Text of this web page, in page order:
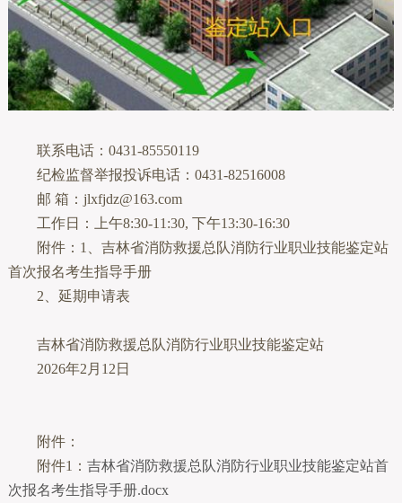
联系电话：0431-85550119
纪检监督举报投诉电话：0431-82516008
邮 箱：jlxfjdz@163.com
工作日：上午8:30-11:30, 下午13:30-16:30
附件：1、吉林省消防救援总队消防行业职业技能鉴定站
首次报名考生指导手册
2、延期申请表
吉林省消防救援总队消防行业职业技能鉴定站
2026年2月12日
附件：
附件1： 吉林省消防救援总队消防行业职业技能鉴定站首
次报名考生指导手册.docx